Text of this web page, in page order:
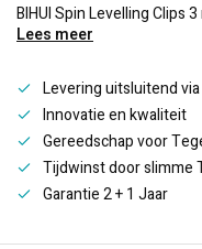
BIHUI Spin Levelling Clips
Lees meer
Levering uitsluitend
Innovatie en kwaliteit
Gereedschap voor
Tijdwinst door slimme
Garantie 2 + 1 Jaar